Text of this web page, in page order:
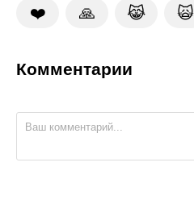
❤️ 🙏 😹 🙀
Комментарии